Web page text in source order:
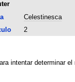
Celestinesca
2
intentar determinar